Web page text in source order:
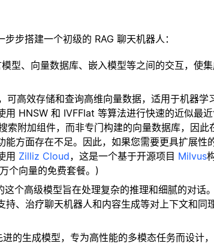
步搭建一个初级的 RAG 聊天机器人：
型、向量数据库、嵌入模型等之间的交互，使
可高效存储和查询高维向量数据，适用于机器学
HNSW 和 IVFFlat 等算法进行快速的近似最
索附加组件，而非专门构建的向量数据库，因此
方面存在不足。因此，如果您需要更具扩展性
用 Zilliz Cloud，这是一个基于开源项目 Milvus
个向量的免费套餐。)
个高级模型旨在处理复杂的推理和细腻的对话
、治疗聊天机器人和内容生成等对上下文和同
的生成模型，专为高性能的多模态任务而设计